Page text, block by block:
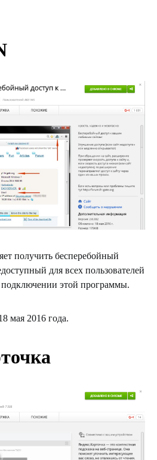
получить бесперебойный
для всех пользователей
подключении этой программы.
мая 2016 года.